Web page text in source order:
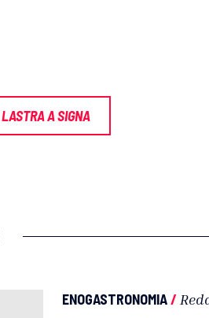
LASTRA A SIGNA
ENOGASTRONOMIA/